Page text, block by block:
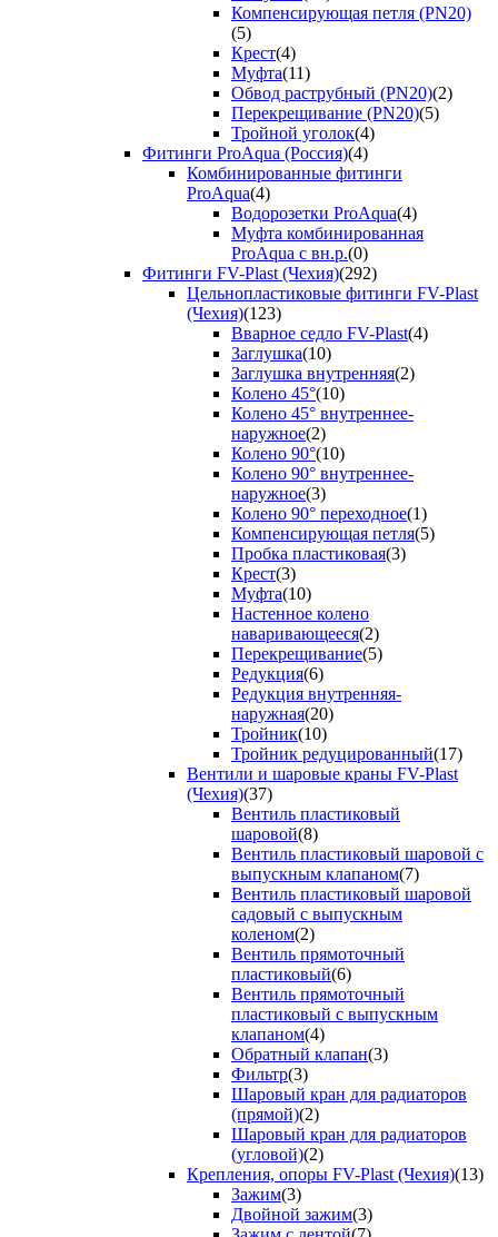
Компенсирующая петля (PN20)
(5)
Крест(4)
Муфта(11)
Обвод раструбный (PN20)(2)
Перекрещивание (PN20)(5)
Тройной уголок(4)
Фитинги ProAqua (Россия)(4)
Комбинированные фитинги
ProAqua(4)
Водорозетки ProAqua(4)
Муфта комбинированная
ProAqua с вн.р.(0)
Фитинги FV-Plast (Чехия)(292)
Цельнопластиковые фитинги FV-Plast
(Чехия)(123)
Вварное седло FV-Plast(4)
Заглушка(10)
Заглушка внутренняя(2)
Колено 45°(10)
Колено 45° внутреннее-
наружное(2)
Колено 90°(10)
Колено 90° внутреннее-
наружное(3)
Колено 90° переходное(1)
Компенсирующая петля(5)
Пробка пластиковая(3)
Крест(3)
Муфта(10)
Настенное колено
наваривающееся(2)
Перекрещивание(5)
Редукция(6)
Редукция внутренняя-
наружная(20)
Тройник(10)
Тройник редуцированный(17)
Вентили и шаровые краны FV-Plast
(Чехия)(37)
Вентиль пластиковый
шаровой(8)
Вентиль пластиковый шаровой с
выпускным клапаном(7)
Вентиль пластиковый шаровой
садовый с выпускным
коленом(2)
Вентиль прямоточный
пластиковый(6)
Вентиль прямоточный
пластиковый с выпускным
клапаном(4)
Обратный клапан(3)
Фильтр(3)
Шаровый кран для радиаторов
(прямой)(2)
Шаровый кран для радиаторов
(угловой)(2)
Крепления, опоры FV-Plast (Чехия)(13)
Зажим(3)
Двойной зажим(3)